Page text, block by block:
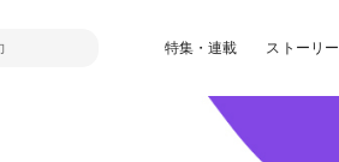
特集・連載 ストーリー